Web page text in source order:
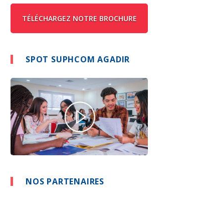
TÉLÉCHARGEZ NOTRE BROCHURE
SPOT SUPHCOM AGADIR
NOS PARTENAIRES